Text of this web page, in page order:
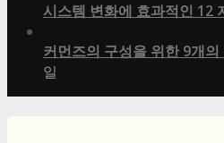
시스템 변화에 효과적인 12
커먼즈의 구성을 위한 9개의
일